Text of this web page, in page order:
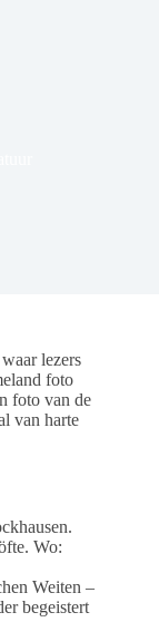
lezers
foto
foto van de
van harte
Wo:
Weiten –
begeistert